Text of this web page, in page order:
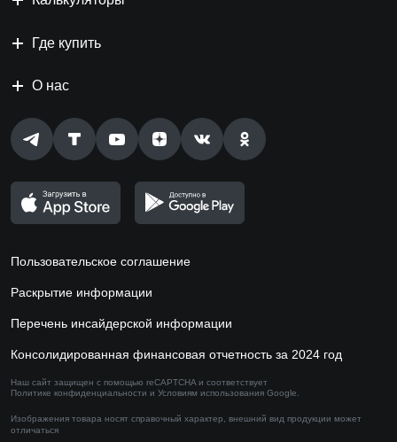
Где купить
О нас
Пользовательское соглашение
Раскрытие информации
Перечень инсайдерской информации
Консолидированная финансовая отчетность за 2024 год
Наш сайт защищен с помощью reCAPTCHA и соответствует
Политике конфиденциальности и Условиям использования Google.
Изображения товара носят справочный характер, внешний вид продукции может
отличаться